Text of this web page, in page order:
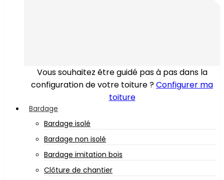
Vous souhaitez être guidé pas à pas dans la
configuration de votre toiture ?Configurer ma
toiture
Bardage
Bardage isolé
Bardage non isolé
Bardage imitation bois
Clôture de chantier